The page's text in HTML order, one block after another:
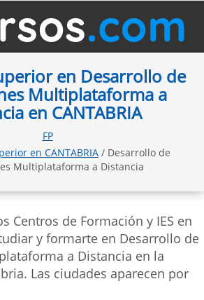
en Desarrollo de
Multiplataforma a
en CANTABRIA
FP
en CANTABRIA / Desarrollo de
Multiplataforma a Distancia
Centros de Formación y IES en
y formarte en Desarrollo de
a Distancia en la
Las ciudades aparecen por